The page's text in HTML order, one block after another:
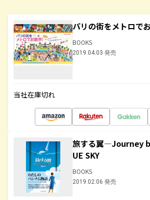
パリの街をメトロで
BOOKS
2019.04.03 発売
当社在庫切れ
旅する翼―Journey
UE SKY
BOOKS
2019.02.06 発売